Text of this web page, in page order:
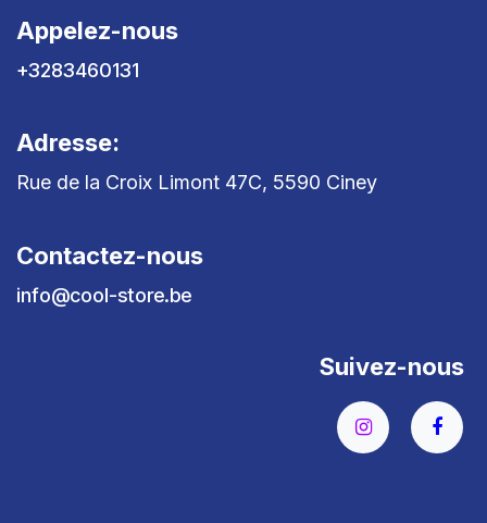
Appelez-nous
+3283460131
Adresse:
Rue de la Croix Limont 47C, 5590 Ciney
Contactez-nous
info@cool-store.be
Suivez-nous